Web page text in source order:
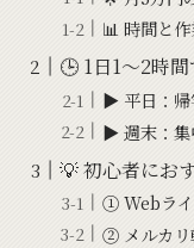
📊 時間と
🕒 1日1〜2時
▶ 平日：帰
▶ 週末：集
💡 初心者にお
① Webライ
② メルカリ